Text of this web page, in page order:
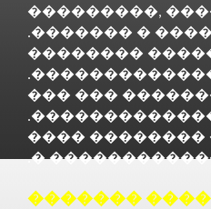
���������,
.������� �
��������
��� ���
���� ��������
.�
�������